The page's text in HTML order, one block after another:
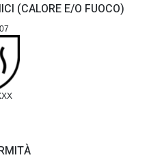
(CALORE E/O FUOCO)